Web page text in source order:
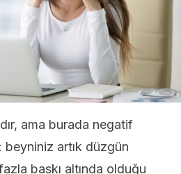
ama burada negatif
artık düzgün
baskı altında olduğu